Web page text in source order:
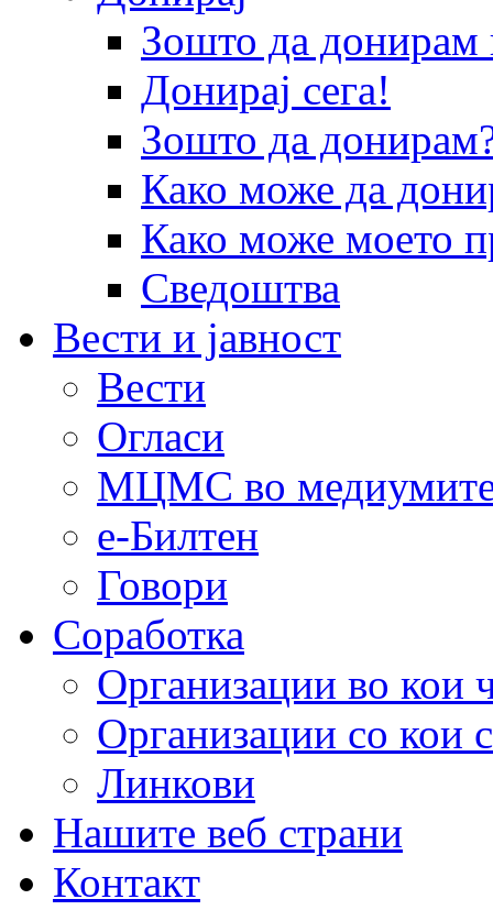
Зошто да
Донирај сега!
Зошто да
Како може да
Како може моето
Сведоштва
Вести и јавност
Вести
Огласи
МЦМС во
е-Билтен
Говори
Соработка
Организации во кои
Организации со кои
Линкови
Нашите веб страни
Контакт